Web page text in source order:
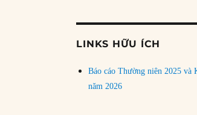
LINKS HỮU ÍCH
Báo cáo Thường niên 2025 và
năm 2026